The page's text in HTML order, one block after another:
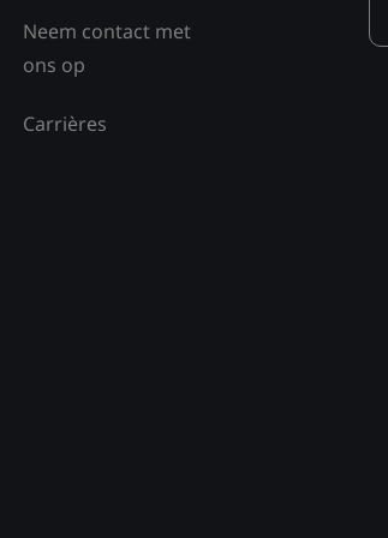
Neem contact met
ons op
Carrières